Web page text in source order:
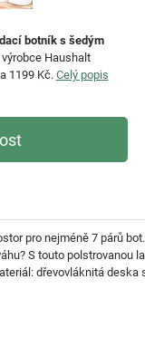
botník s šedým
Haushalt
1199 Kč. Celý popis
pro nejméně 7 párů
S touto polstrovanou
dřevovláknitá deska